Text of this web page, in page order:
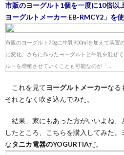
市販のヨーグルト1個を一度に10倍以
ヨーグルトメーカー EB-RMCY2」を
市販のヨーグルト70gに牛乳900mlを加えて装置
に変化、さらに作ったヨーグルトと牛乳を混ぜ
ルトを増殖させていくことも可能なのが「…
これを見てヨーグルトメーカーなる
それとなく吹き込んでみた。
結果、家にもあった方がいいよね
したところ、こちらを購入してみた
なタニカ電器のYOGURTiAだ。